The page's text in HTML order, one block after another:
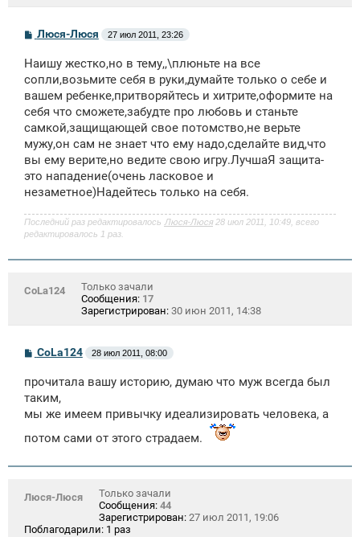
С
б
щ
н
и
Люся-Люся 27 июл 2011, 23:26
Наишу жестко,но в тему,,\плюньте на все
сопли,возьмите себя в руки,думайте только о себе и
вашем ребенке,притворяйтесь и хитрите,оформите на
себя что сможете,забудте про любовь и станьте
самкой,защищающей свое потомство,не верьте
мужу,он сам не знает что ему надо,сделайте вид,что
вы ему верите,но ведите свою игру.ЛучшаЯ защита-
это нападение(очень ласковое и
незаметное)Надейтесь только на себя.
Последний раз редактировалось Люся-Люся 28 июл 2011, 10:49, всего
редактировалось 1 раз.
CoLa124
Только зачали
Сообщения: 17
Зарегистрирован: 30 июн 2011, 14:38
С
б
щ
н
е
CoLa124 28 июл 2011, 08:00
прочитала вашу историю, думаю что муж всегда был
таким,
мы же имеем привычку идеализировать человека, а
потом сами от этого страдаем.
Люся-Люся
Только зачали
Сообщения: 44
Зарегистрирован: 27 июл 2011, 19:06
Поблагодарили: 1 раз